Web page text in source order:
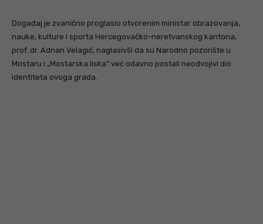
Događaj je zvanično proglasio otvorenim ministar obrazovanja,
nauke, kulture i sporta Hercegovačko-neretvanskog kantona,
prof. dr. Adnan Velagić, naglasivši da su Narodno pozorište u
Mostaru i „Mostarska liska” već odavno postali neodvojivi dio
identiteta ovoga grada.